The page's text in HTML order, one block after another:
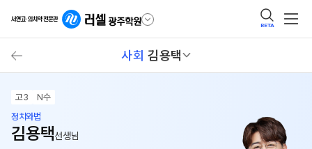
BETA
사회 김용택
고3
N수
정치와법
김용택선생님